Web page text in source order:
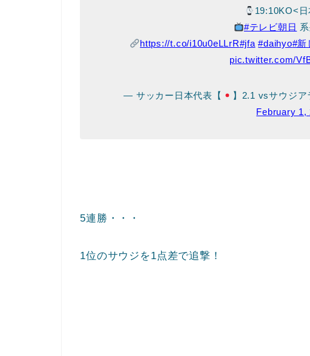
19:10KO<
#テレビ朝日
https://t.co/i10u0eLLrR#jfa #daihyo#新
pic.twitter.com/
— サッカー日本代表【 】2.1 vsサウジア
February 1,
5連勝・・・
1位のサウジを1点差で追撃！